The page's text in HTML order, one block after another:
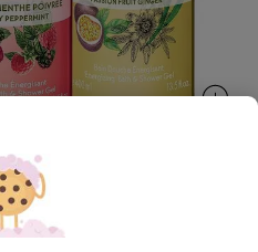
Nature